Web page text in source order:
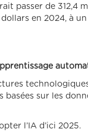
passer de 312,4
en 2024, à
basées sur les
l’IA d’ici 2025.